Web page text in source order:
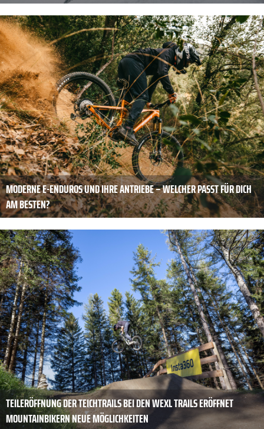
MODERNE E-ENDUROS UND IHRE ANTRIEBE – WELCHER PASST FÜR DICH
AM BESTEN?
TEILERÖFFNUNG DER TEICHTRAILS BEI DEN WEXL TRAILS ERÖFFNET
MOUNTAINBIKERN NEUE MÖGLICHKEITEN